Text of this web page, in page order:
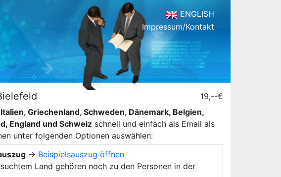
ENGLISH
Impressum/Kontakt
19,--€
Griechenland, Schweden, Dänemark, Belgien,
England und Schweiz schnell und einfach als Email als
unter folgenden Optionen auswählen:
→ Beispielsauszug öffnen
Land gehören noch zu den Personen in der